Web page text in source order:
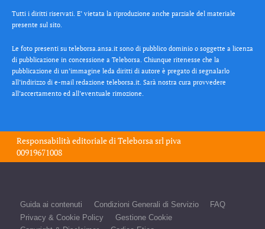
Tutti i diritti riservati. E’ vietata la riproduzione anche parziale del materiale
presente sul sito.
Le foto presenti su teleborsa.ansa.it sono di pubblico dominio o soggette a licenza
di pubblicazione in concessione a Teleborsa. Chiunque ritenesse che la
pubblicazione di un’immagine leda diritti di autore è pregato di segnalarlo
all’indirizzo di e-mail redazione teleborsa.it. Sarà nostra cura provvedere
all’accertamento ed all’eventuale rimozione.
Responsabilità editoriale diTeleborsa srlpiva
00919671008
Guida ai contenuti Condizioni Generali di Servizio
FAQ
Privacy & Cookie Policy
Gestione Cookie